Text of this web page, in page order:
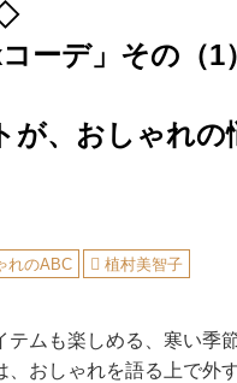
ーデ」その（
が、おしゃれの
れのABC 植村美智子
テムも楽しめる、寒い季
、おしゃれを語る上で外